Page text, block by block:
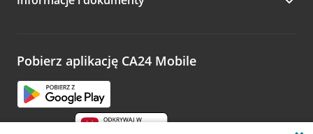
Zachęcamy do podzielenia się z nami opinią o wizycie.
opinie.
Pobierz aplikację CA24 Mobile